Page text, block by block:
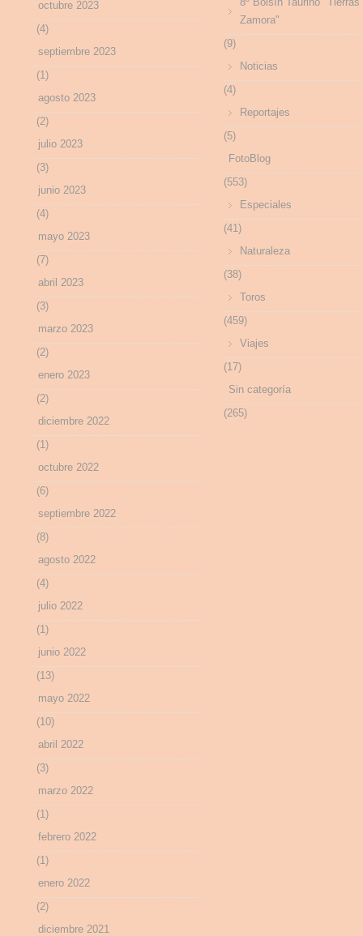
octubre 2023
(4)
septiembre 2023
(1)
agosto 2023
(2)
julio 2023
(3)
junio 2023
(4)
mayo 2023
(7)
abril 2023
(3)
marzo 2023
(2)
enero 2023
(2)
diciembre 2022
(1)
octubre 2022
(6)
septiembre 2022
(8)
agosto 2022
(4)
julio 2022
(1)
junio 2022
(13)
mayo 2022
(10)
abril 2022
(3)
marzo 2022
(1)
febrero 2022
(1)
enero 2022
(2)
diciembre 2021
Zamora"
(9)
Noticias
(4)
Reportajes
(5)
FotoBlog
(553)
Especiales
(41)
Naturaleza
(38)
Toros
(459)
Viajes
(17)
Sin categoría
(265)